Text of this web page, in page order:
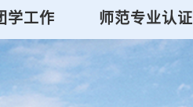
学工作 师范专业认证